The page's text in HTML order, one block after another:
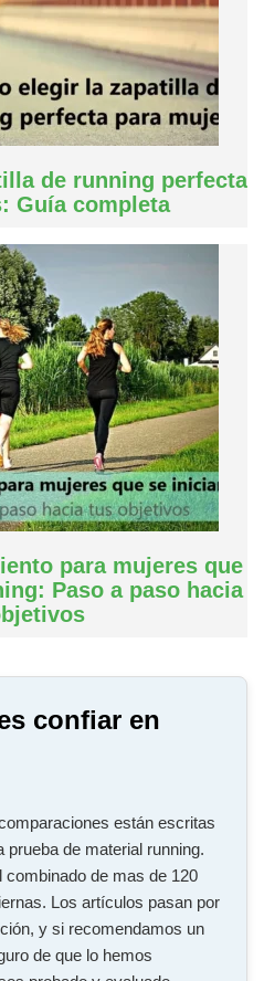
de running perfecta
Guía completa
para mujeres que
Paso a paso hacia
confiar en
están escritas
de material running.
combinado de mas de 120
Los artículos pasan por
y si recomendamos un
de que lo hemos